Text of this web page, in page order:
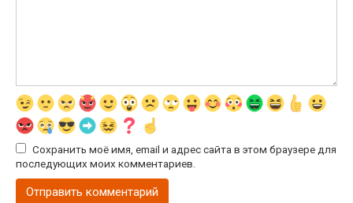
Сохранить моё имя, email и адрес сайта в этом браузере для
последующих моих комментариев.